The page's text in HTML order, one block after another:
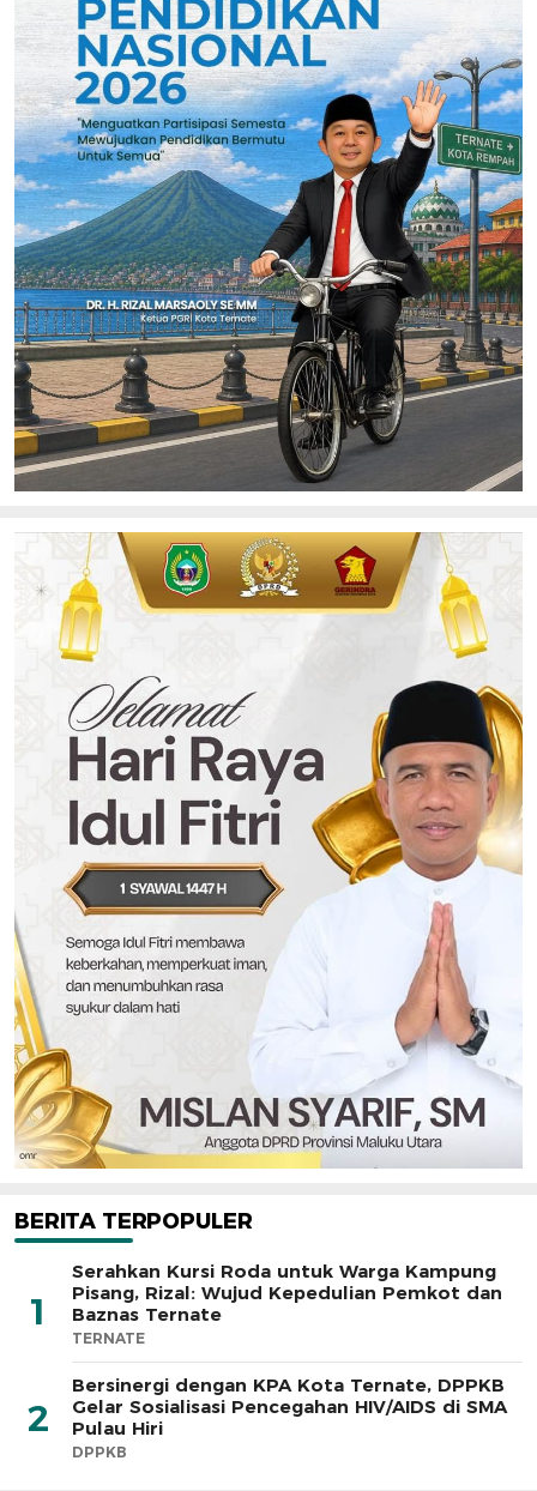
BERITA TERPOPULER
1
Serahkan Kursi Roda untuk Warga Kampung
Pisang, Rizal: Wujud Kepedulian Pemkot dan
Baznas Ternate
TERNATE
2
Bersinergi dengan KPA Kota Ternate, DPPKB
Gelar Sosialisasi Pencegahan HIV/AIDS di SMA
Pulau Hiri
DPPKB